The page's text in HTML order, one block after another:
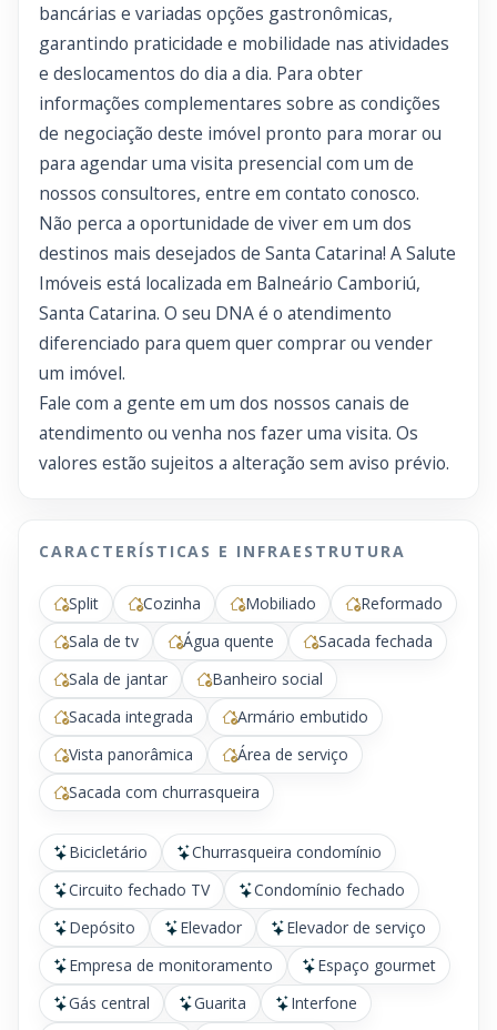
bancárias e variadas opções gastronômicas,
garantindo praticidade e mobilidade nas atividades
e deslocamentos do dia a dia. Para obter
informações complementares sobre as condições
de negociação deste imóvel pronto para morar ou
para agendar uma visita presencial com um de
nossos consultores, entre em contato conosco.
Não perca a oportunidade de viver em um dos
destinos mais desejados de Santa Catarina! A Salute
Imóveis está localizada em Balneário Camboriú,
Santa Catarina. O seu DNA é o atendimento
diferenciado para quem quer comprar ou vender
um imóvel.
Fale com a gente em um dos nossos canais de
atendimento ou venha nos fazer uma visita. Os
valores estão sujeitos a alteração sem aviso prévio.
CARACTERÍSTICAS E INFRAESTRUTURA
Split Cozinha Mobiliado
Reformado
Sala de tv
Água quente
Sacada fechada
Sala de jantar
Banheiro social
Sacada integrada
Armário embutido
Vista panorâmica
Área de serviço
Sacada com churrasqueira
Bicicletário
Churrasqueira condomínio
Circuito fechado TV
Condomínio fechado
Depósito
Elevador
Elevador de serviço
Empresa de monitoramento
Espaço gourmet
Gás central
Guarita Interfone